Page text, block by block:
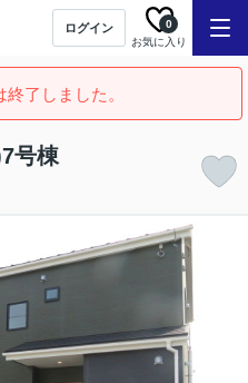
ログイン
お気に入り
0
了しました。
号棟